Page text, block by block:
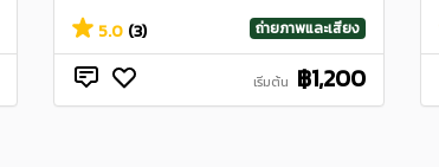
5.0 (3) ถ่ายภาพและเสียง
เริ่มต้น ฿1,200